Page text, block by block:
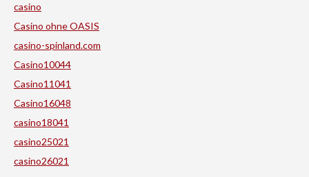
casino
Casino ohne OASIS
casino-spinland.com
Casino10044
Casino11041
Casino16048
casino18041
casino25021
casino26021